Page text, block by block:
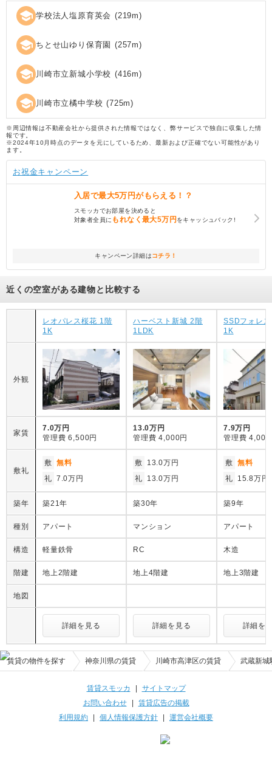
school 学校法人塩原育英会 (219m)
school ちとせ山ゆり保育園 (257m)
school 川崎市立新城小学校 (416m)
school 川崎市立橘中学校 (725m)
※周辺情報は不動産会社から提供された情報ではなく、弊サービスで独自に収集した情
報です。
※2024年10月時点のデータを元にしているため、最新および正確でない可能性があり
ます。
お祝金キャンペーン
入居で最大5万円がもらえる！？
スモッカでお部屋を決めると
対象者全員に もれなく最大5万円 をキャッシュバック!
キャンペーン詳細はコチラ！
近くの空室がある建物と比較する
レオパレス桜花 1階
1K
ハーベスト新城 2階
1LDK
SSDフォレ
1K
外観
家賃
7.0万円
管理費 6,500円
13.0万円
管理費 4,000円
7.9万円
管理費 4,000
敷礼
敷 無料
礼 7.0万円
敷
13.0万円
礼
13.0万円
敷 無料
礼
15.8万円
築年 築21年 築30年 築9年
種別 アパート マンション アパート
構造 軽量鉄骨 RC 木造
階建 地上2階建 地上4階建 地上3階建
地図
詳細を見る 詳細を見る 詳細を
賃貸の物件を探す 神奈川県の賃貸 川崎市高津区の賃貸 武蔵新城
賃貸スモッカ
サイトマップ
お問い合わせ| 賃貸広告の掲載
利用規約
個人情報保護方針 運営会社概要